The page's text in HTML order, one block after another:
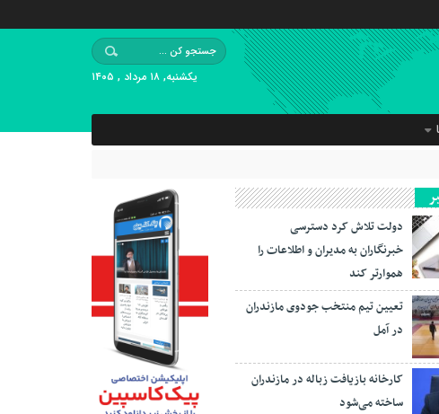
یکشنبه, ۱۸ مرداد , ۱۴۰۵
دولت تلاش کرد دسترسی
خبرنگاران به مدیران و اطلاعات را
هموارتر کند
تعیین تیم منتخب جودوی مازندران
در آمل
کارخانه بازیافت زباله در مازندران
ساخته می‌شود